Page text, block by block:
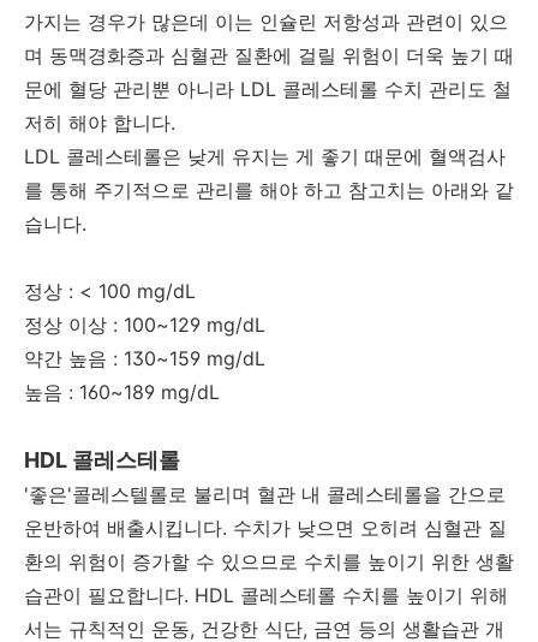
가지는 경우가 많은데 이는 인슐린 저항성과 관련이 있으
며 동맥경화증과 심혈관 질환에 걸릴 위험이 더욱 높기 때
문에 혈당 관리뿐 아니라 LDL 콜레스테롤 수치 관리도 철
저히 해야 합니다.
LDL 콜레스테롤은 낮게 유지는 게 좋기 때문에 혈액검사
를 통해 주기적으로 관리를 해야 하고 참고치는 아래와 같
습니다.
정상 : < 100 mg/dL
정상 이상 : 100~129 mg/dL
약간 높음 : 130~159 mg/dL
높음 : 160~189 mg/dL
HDL 콜레스테롤
'좋은'콜레스텔롤로 불리며 혈관 내 콜레스테롤을 간으로
운반하여 배출시킵니다. 수치가 낮으면 오히려 심혈관 질
환의 위험이 증가할 수 있으므로 수치를 높이기 위한 생활
습관이 필요합니다. HDL 콜레스테롤 수치를 높이기 위해
서는 규칙적인 운동, 건강한 식단, 금연 등의 생활습관 개